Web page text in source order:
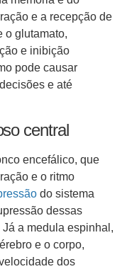
e a recepção de
o glutamato,
e inibição
pode causar
e até
central
encefálico, que
e o ritmo
do sistema
dessas
a medula espinhal,
e o corpo,
dos